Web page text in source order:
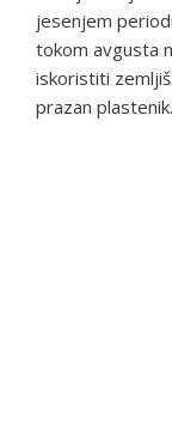
jesenjem
tokom avgusta
iskoristiti
prazan plastenik.